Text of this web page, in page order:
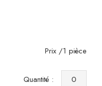
Prix /1 pièce
Quantité :